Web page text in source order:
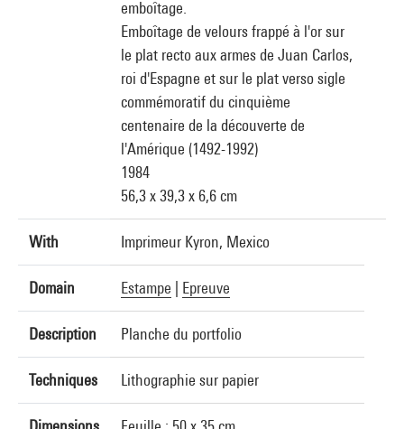
emboîtage.
Emboîtage de velours frappé à l'or sur
le plat recto aux armes de Juan Carlos,
roi d'Espagne et sur le plat verso sigle
commémoratif du cinquième
centenaire de la découverte de
l'Amérique (1492-1992)
1984
56,3 x 39,3 x 6,6 cm
With Imprimeur Kyron, Mexico
Domain Estampe Epreuve
Description Planche du portfolio
Techniques Lithographie sur papier